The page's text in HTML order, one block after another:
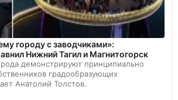
городу с заводчиками»:
Нижний Тагил и Магнитогорск
демонстрируют принципиально
градообразующих
Анатолий Толстов.